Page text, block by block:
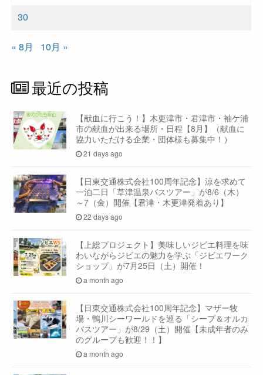
30
« 8月 10月 »
最近の投稿
【献血に行こう！】木更津市・君津市・袖ケ浦
市の献血が出来る場所・日程【8月】（献血に
協力いただける企業・団体様も募集中！）
21 days ago
【日東交通株式会社100周年記念】涼を求めて
一泊二日「草津温泉バスツアー」が8/6（木）
～7（金）開催【君津・木更津発着あり】
22 days ago
【上総プロジェクト】美味しいジビエ料理を味
わいながらジビエの魅力を学ぶ「ジビエワーク
ショップ」が7月25日（土）開催！
a month ago
【日東交通株式会社100周年記念】マザー牧
場・鴨川シーワールドを巡る「シープ＆オルカ
バスツアー」が8/29（土）開催【未成年者のみ
のグループも歓迎！！】
a month ago